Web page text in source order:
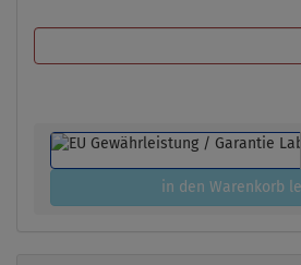
in den Warenkorb